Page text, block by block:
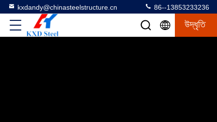
kxdandy@chinasteelstructure.cn 86--13853233236
উদ্ধৃতি